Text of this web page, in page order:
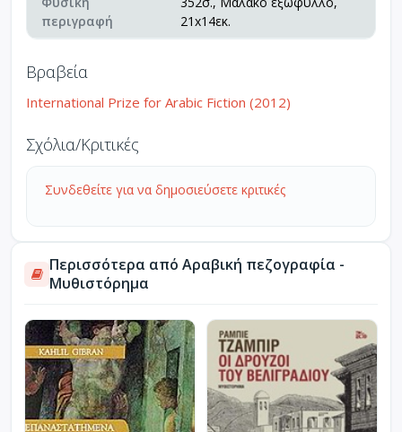
περιγραφή
21x14εκ.
Βραβεία
International Prize for Arabic Fiction (2012)
Σχόλια/Κριτικές
Συνδεθείτε για να δημοσιεύσετε κριτικές
Περισσότερα από Αραβική πεζογραφία -
Μυθιστόρημα